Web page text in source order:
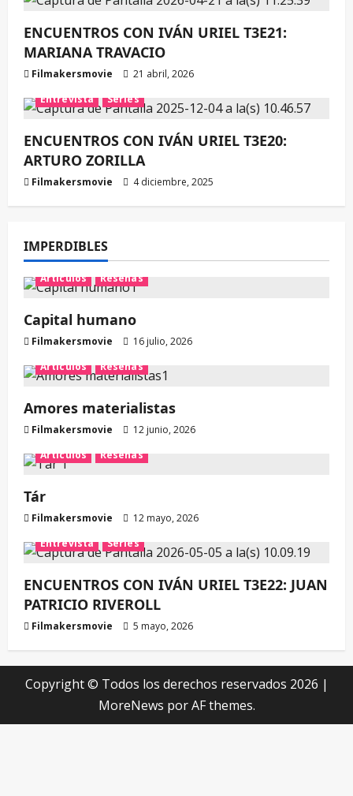
ENCUENTROS CON IVÁN URIEL T3E21:
MARIANA TRAVACIO
Filmakersmovie
21 abril, 2026
Entrevista
Series
ENCUENTROS CON IVÁN URIEL T3E20:
ARTURO ZORILLA
Filmakersmovie 4 diciembre, 2025
IMPERDIBLES
Artículos Reseñas
Capital humano
Filmakersmovie
16 julio, 2026
Artículos
Reseñas
Amores materialistas
Filmakersmovie
12 junio, 2026
Artículos
Reseñas
Tár
Filmakersmovie
12 mayo, 2026
Entrevista
Series
ENCUENTROS CON IVÁN URIEL T3E22: JUAN
PATRICIO RIVEROLL
Filmakersmovie 5 mayo, 2026
Copyright © Todos los derechos reservados 2026 |
MoreNews por AF themes.